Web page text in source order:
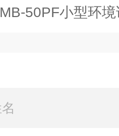
50PF小型环境试